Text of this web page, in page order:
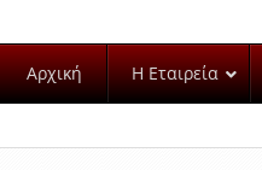
Αρχική Η Εταιρεία